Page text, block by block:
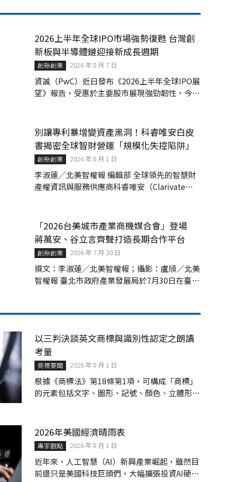
— 次世代半導體材料與...
2026上半年全球IPO市場強勢復甦 台灣創
新板與半導體鏈迎接新成長週期
創新創業 2026 年 8 月 7 日
資誠（PwC）近日發布《2026上半年全球IPO展
望》報告，受惠於主要股市展現強勁韌性，今年
儘管第一季市場受...
別讓專利暴增變資產黑洞！科睿唯安白皮
書揭密全球智財營運「規模化失控陷阱」
創新創業 2026 年 8 月 1 日
李淑蓮╱北美智權報 編輯部 全球領先的智慧財
產權資訊與服務供應商科睿唯安（Clarivate）
「2026台美城市產業商機媒合會」登場
蔣萬安、谷立言齊聲打造長期合作平台
創新創業 2026 年 7 月 30 日
撰文：李淑蓮╱北美智權報；攝影：盧頎／北美
智權報 臺北市政府產業發展局於7月30日在臺大
市進出口商業同業公會（I...
以三判決談英文商標與識別性認定之朗讀
考量
商標要聞 2026 年 8 月 1 日
根據《商標法》第18條第1項，可構成「商標」
的元素包括文字、圖形、記號、顏色、立體形
性，才得取商標權。
2026年美國經濟晴雨表
專家觀點 2026 年 8 月 1 日
近年來，人工智慧（AI）新興產業崛起，雖然目
前還只是美國科技巨頭們，大幅擴張投資AI硬體